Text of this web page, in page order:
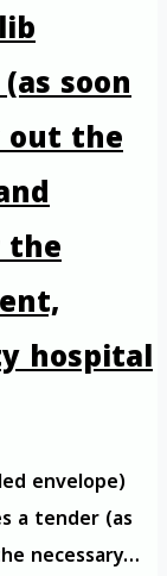
soon
out the
the
hospital
envelope)
a tender (as
necessary…